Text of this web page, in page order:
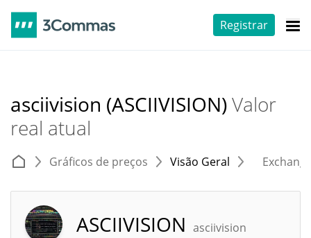
Registrar
asciivision (ASCIIVISION)Valor
real atual
Gráficos de preços Visão Geral
ASCIIVISION asciivision